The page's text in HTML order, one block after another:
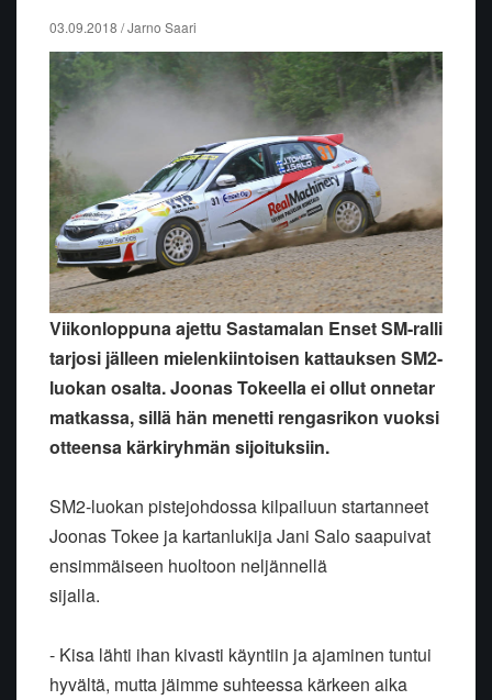
03.09.2018 / Jarno Saari
Viikonloppuna ajettu Sastamalan Enset SM-ralli
tarjosi jälleen mielenkiintoisen kattauksen SM2-
luokan osalta. Joonas Tokeella ei ollutonnetar
matkassa, sillä hän menetti rengasrikon vuoksi
otteensa kärkiryhmän sijoituksiin.
SM2-luokan pistejohdossa kilpailuun startanneet
Joonas Tokee ja kartanlukija Jani Salo saapuivat
ensimmäiseen huoltoon neljännellä
sijalla.
- Kisa lähti ihan kivasti käyntiin ja ajaminen tuntui
hyvältä, mutta jäimme suhteessa kärkeen aika